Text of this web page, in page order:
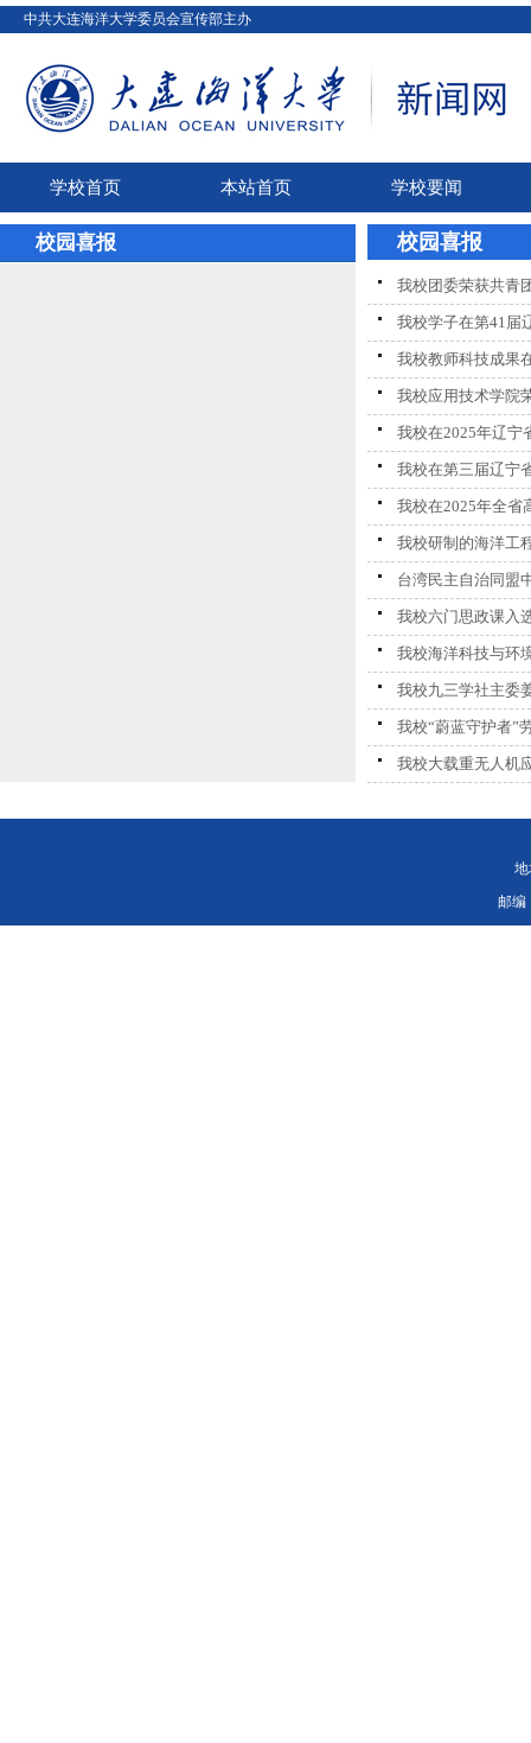
中共大连海洋大学委员会宣传部主办
学校首页 本站首页 学校要闻
校园喜报 校园喜报
我校团委荣获共青
我校学子在第41届
我校教师科技成果
我校应用技术学院
我校在2025年辽宁
我校在第三届辽宁
我校在2025年全省
我校研制的海洋工
台湾民主自治同盟
我校六门思政课入
我校海洋科技与环
我校九三学社主委
我校“蔚蓝守护者”
我校大载重无人机
地
邮编